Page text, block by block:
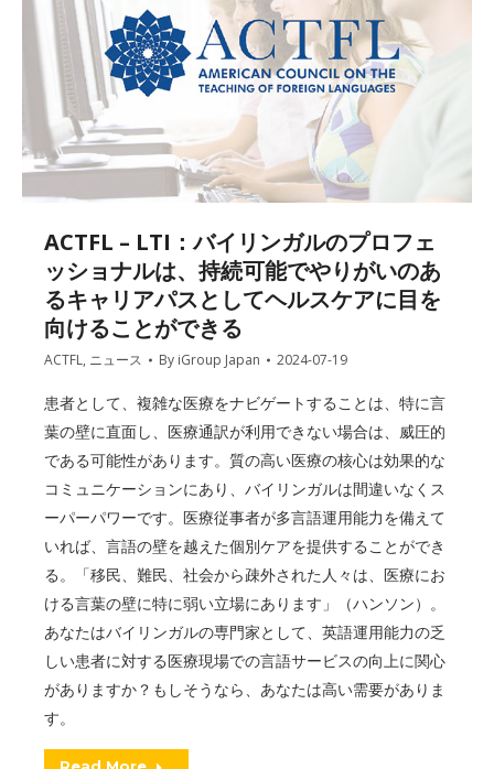
ACTFL – LTI：バイリンガルのプロフェ
ッショナルは、持続可能でやりがいのあ
るキャリアパスとしてヘルスケアに目を
向けることができる
ACTFL, ニュース By iGroup Japan 2024-07-19
患者として、複雑な医療をナビゲートすることは、特に言
葉の壁に直面し、医療通訳が利用できない場合は、威圧的
である可能性があります。質の高い医療の核心は効果的な
コミュニケーションにあり、バイリンガルは間違いなくス
ーパーパワーです。医療従事者が多言語運用能力を備えて
いれば、言語の壁を越えた個別ケアを提供することができ
る。「移民、難民、社会から疎外された人々は、医療にお
ける言葉の壁に特に弱い立場にあります」（ハンソン）。
あなたはバイリンガルの専門家として、英語運用能力の乏
しい患者に対する医療現場での言語サービスの向上に関心
がありますか？もしそうなら、あなたは高い需要がありま
す。